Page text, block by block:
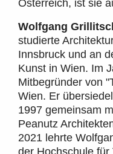
Österreich, ist sie
Wolfgang
studierte
Innsbruck und an
Kunst in Wien. Im
Mitbegründer von
Wien. Er
1997 gemeinsam
Peanutz
2021 lehrte
der Hochschule für